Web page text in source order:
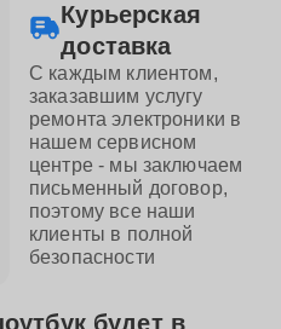
Курьерская
доставка
С каждым клиентом,
заказавшим услугу
ремонта электроники в
нашем сервисном
центре - мы заключаем
письменный договор,
поэтому все наши
клиенты в полной
безопасности
будет в